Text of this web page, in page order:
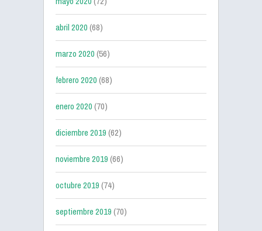
abril 2020(68)
marzo 2020(56)
febrero 2020(68)
enero 2020(70)
diciembre 2019(62)
noviembre 2019(66)
octubre 2019(74)
septiembre 2019(70)